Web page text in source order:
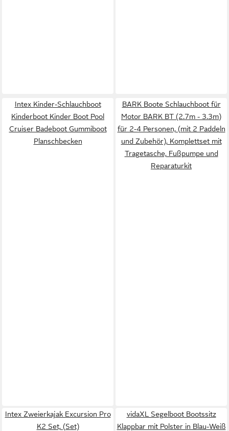
Intex Kinder-Schlauchboot
Kinderboot Kinder Boot Pool
Cruiser Badeboot Gummiboot
Planschbecken
BARK Boote Schlauchboot für
Motor BARK BT (2.7m - 3.3m)
für 2-4 Personen, (mit 2 Paddeln
und Zubehör), Komplettset mit
Tragetasche, Fußpumpe und
Reparaturkit
Intex Zweierkajak Excursion Pro
K2 Set, (Set)
vidaXL Segelboot Bootssitz
Klappbar mit Polster in Blau-Weiß